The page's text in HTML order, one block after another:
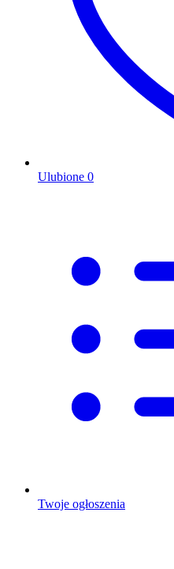
Ulubione 0
Twoje ogłoszenia